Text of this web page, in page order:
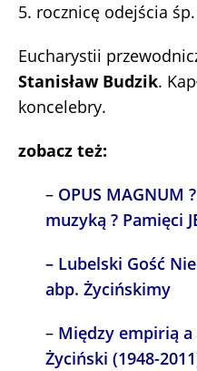
5. rocznicę odejścia
Eucharystii
Stanisław Budzik.
koncelebry.
zobacz też:
– OPUS MAGNUM
muzyką ? Pamięci
– Lubelski Gość
abp. Życińskimy
– Między empirią
Życiński (1948-